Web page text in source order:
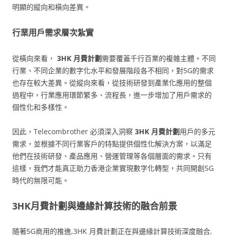
明顯的縱向和橫向差異。
行業用戶需求層次紮實
從橫向來看， 3HK 月費計劃需要覆蓋千行百業的複雜主體。不同
行業、不同企業的數字化水平和發展階段各不相同，對5G的需求
也存在較大差異。從縱向來看，從技術研發到產業化應用的整個
過程中，行業應用環節繁多、流程長，進一步增加了用戶需求的
個性化和多樣性。
因此，Telecombrother 必須深入洞察 3HK 月費計劃用戶的多元
需求，並根據不同行業客戶的特點提供個性化解決方案，以滿足
他們在技術研發、產品應用、營運管理等各個層面的需求。只有
這樣，我們才能真正助力香港企業實現數字化轉型，共同開創5G
時代的無限可能。
3HK月費計劃與邊緣計算技術的融合前景
隨著5G商用的推進,3HK 月費計劃正在與邊緣計算技術深度融合,